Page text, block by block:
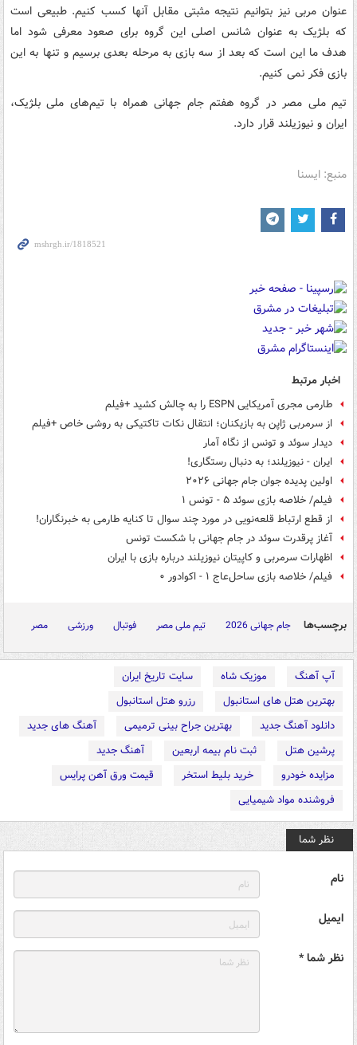
عنوان مربی نیز بتوانیم نتیجه مثبتی مقابل آنها کسب کنیم. طبیعی است
که بلژیک به عنوان شانس اصلی این گروه برای صعود معرفی شود اما
هدف ما این است که بعد از سه بازی به مرحله بعدی برسیم و تنها به این
بازی فکر نمی کنیم.
تیم ملی مصر در گروه هفتم جام جهانی همراه با تیم‌های ملی بلژیک،
ایران و نیوزیلند قرار دارد.
منبع: ایسنا
اخبار مرتبط
طارمی مجری آمریکایی ESPN را به چالش کشید +فیلم
از سرمربی ژاپن به بازیکنان؛ انتقال نکات تاکتیکی به روشی خاص +فیلم
دیدار سوئد و تونس از نگاه آمار
ایران - نیوزیلند؛ به دنبال رستگاری!
اولین پدیده جوان جام جهانی ۲۰۲۶
فیلم/ خلاصه بازی سوئد ۵ - تونس ۱
از قطع ارتباط قلعه‌نویی در مورد چند سوال تا کنایه طارمی به خبرنگاران!
آغاز پرقدرت سوئد در جام جهانی با شکست تونس
اظهارات سرمربی و کاپیتان نیوزیلند درباره بازی با ایران
فیلم/ خلاصه بازی ساحل‌عاج ۱ - اکوادور ۰
برچسب‌ها جام جهانی 2026 تیم ملی مصر فوتبال ورزشی مصر
آپ آهنگ موزیک شاه
سایت تاریخ ایران
بهترین هتل های استانبول
رزرو هتل استانبول
دانلود آهنگ جدید
بهترین جراح بینی ترمیمی
آهنگ های جدید
پرشین هتل
ثبت نام بیمه اربعین
آهنگ جدید
مزایده خودرو
خرید بلیط استخر
قیمت ورق آهن پرایس
فروشنده مواد شیمیایی
نظر شما
نام
ایمیل
نظر شما *